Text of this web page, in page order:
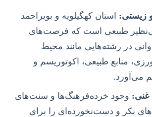
زیستی: استان کهگیلویه و بویراحمد
طبیعی است که فرصت‌های
در رشته‌هایی مانند محیط
منابع طبیعی، اکوتوریسم و
می‌آورد.
غنی: وجود خرده‌فرهنگ‌ها و سنت‌های
بکر و دست‌نخورده‌ای را برای